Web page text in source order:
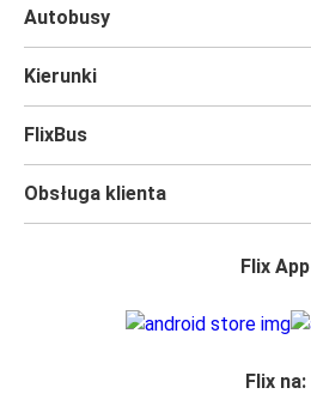
Autobusy
Kierunki
FlixBus
Obsługa klienta
Flix App
Flix na: